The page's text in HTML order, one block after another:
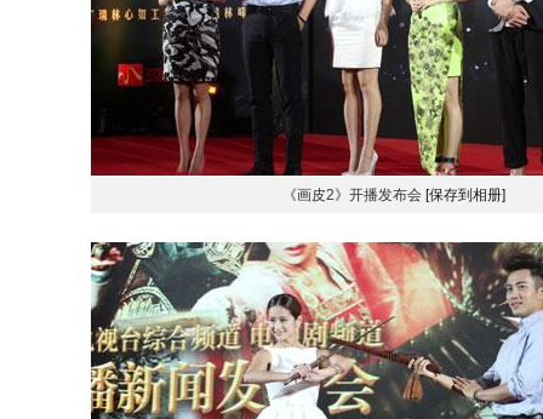
《画皮2》开播发布会 [保存到相册]